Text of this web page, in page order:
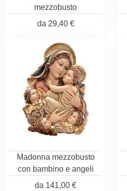
mezzobusto
da 29,40 €
Madonna mezzobusto
con bambino e angeli
da 141,00 €